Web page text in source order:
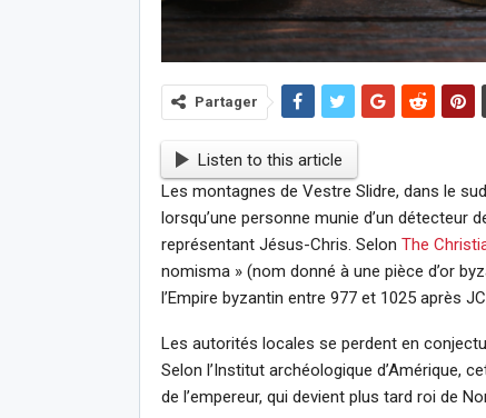
Partager
Listen to this article
Les montagnes de Vestre Slidre, dans le
lorsqu’une personne munie d’un détecteur
représentant Jésus-Chris. Selon The
nomisma » (nom donné à une pièce d’or
l’Empire byzantin entre 977 et 1025 après
Les autorités locales se perdent en
Selon l’Institut archéologique d’Amérique,
de l’empereur, qui devient plus tard roi de